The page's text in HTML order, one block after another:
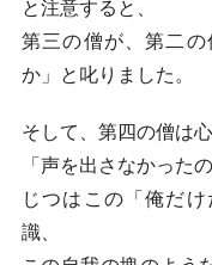
と注意すると、
第三の僧が、第二
か」と叱りました。
そして、第四の僧は
「声を出さなかった
じつはこの「俺だ
識、